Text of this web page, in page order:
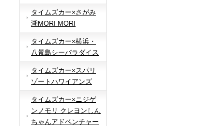
タイムズカー×さがみ
湖MORI MORI
タイムズカー×横浜・
八景島シーパラダイス
タイムズカー×スパリ
ゾートハワイアンズ
タイムズカー×ニジゲ
ンノモリ クレヨンしん
ちゃんアドベンチャー